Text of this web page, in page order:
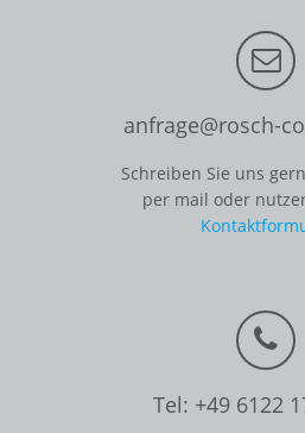
anfrage@rosch-
Schreiben Sie uns
per mail oder
Tel: +49 6122